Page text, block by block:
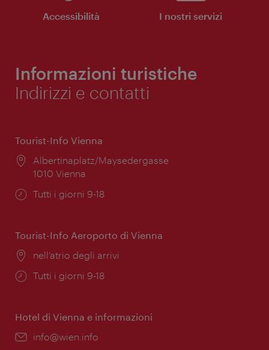
Accessibilità I nostri servizi
Informazioni turistiche
Indirizzi e contatti
Tourist-Info Vienna
Posizione:
Albertinaplatz/Maysedergasse
1010 Vienna
Orari
Tutti i giorni 9-18
Tourist-Info Aeroporto di Vienna
Posizione:
nell’atrio degli arrivi
Orari
Tutti i giorni 9-18
Hotel di Vienna e informazioni
Email:
info@wien.info